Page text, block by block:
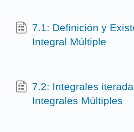
7.1: Definición y
Integral Múltiple
7.2: Integrales
Integrales Múltiples